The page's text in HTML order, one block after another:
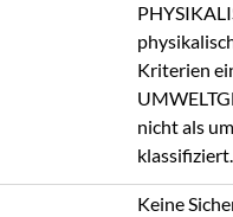
Kriterien
nicht als
klassifiziert.
Keine